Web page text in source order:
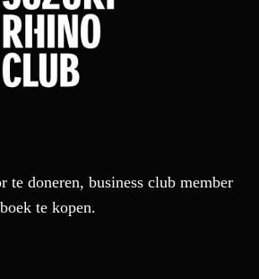
te doneren, business club member
te kopen.